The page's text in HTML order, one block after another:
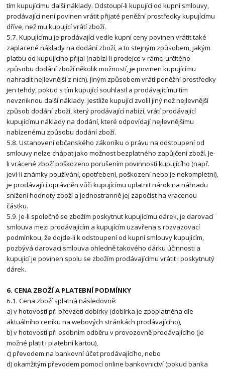
tím kupujícímu další náklady. Odstoupí-li kupující od kupní smlouvy,
prodávající není povinen vrátit přijaté peněžní prostředky kupujícímu
dříve, než mu kupující vrátí zboží.
5.7. Kupujícímu je prodávající vedle kupní ceny povinen vrátit také
zaplacené náklady na dodání zboží, a to stejným způsobem, jakým
platbu od kupujícího přijal (nabízí-li prodejce v rámci určitého
způsobu dodání zboží několik možností, je povinen kupujícímu
nahradit nejlevnější z nich). Jiným způsobem vrátí peněžní prostředky
jen tehdy, pokud s tím kupující souhlasil a prodávajícímu tím
nevzniknou další náklady. Jestliže kupující zvolil jiný než nejlevnější
způsob dodání zboží, který prodávající nabízí, vrátí prodávající
kupujícímu náklady na dodání, které odpovídají nejlevnějšímu
nabízenému způsobu dodání zboží.
5.8. Ustanovení občanského zákoníku o právu na odstoupení od
smlouvy nelze chápat jako možnost bezplatného zapůjčení zboží. Je-
li vrácené zboží poškozeno porušením povinností kupujícího (např.
jeví-li známky používání, opotřebení, poškození nebo je nekompletní),
je prodávající oprávněn vůči kupujícímu uplatnit nárok na náhradu
snížení hodnoty zboží a jednostranně jej započíst na vracenou
částku.
5.9. Je-li společně se zbožím poskytnut kupujícímu dárek, je darovací
smlouva mezi prodávajícím a kupujícím uzavřena s rozvazovací
podmínkou, že dojde-li k odstoupení od kupní smlouvy kupujícím,
pozbývá darovací smlouva ohledně takového dárku účinnosti a
kupující je povinen spolu se zbožím prodávajícímu vrátit i poskytnutý
dárek.
6. CENA ZBOŽÍ A PLATEBNÍ PODMÍNKY
6.1. Cena zboží splatná následovně:
a) v hotovosti při převzetí dobírky (dobírka je zpoplatněna dle
aktuálního ceníku na webových stránkách prodávajícího),
b) v hotovosti při osobním odběru v provozovně prodávajícího (je
možné platit i platební kartou),
c) převodem na bankovní účet prodávajícího, nebo
d) okamžitým převodem pomocí online bankovnictví (pokud banka